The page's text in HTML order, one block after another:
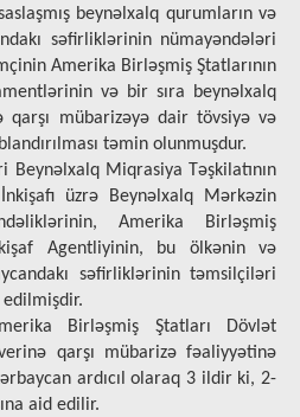
bеynəlхаlq qurumların və
səfirliklərinin nümayəndələri
Amerika Birləşmiş Ştatlarının
və bir sıra beynəlxalq
qarşı mübarizəyə dair tövsiyə və
təmin olunmuşdur.
Beynəlxalq Miqrasiya Təşkilatının
üzrə Beynəlxalq Mərkəzin
Amerika Birləşmiş
Agentliyinin, bu ölkənin və
səfirliklərinin təmsilçiləri
Birləşmiş Ştatları Dövlət
qarşı mübarizə fəaliyyətinə
ardıcıl olaraq 3 ildir ki, 2-
aid edilir.